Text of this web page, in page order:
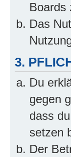
Boards
Das
3.
Du
gegen
dass
setzen
Der